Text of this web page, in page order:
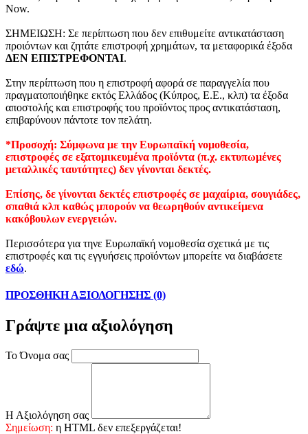
Now.
ΣΗΜΕΙΩΣΗ: Σε περίπτωση που δεν επιθυμείτε αντικατάσταση
προιόντων και ζητάτε επιστροφή χρημάτων, τα μεταφορικά έξοδα
ΔΕΝ ΕΠΙΣΤΡΕΦΟΝΤΑΙ.
Στην περίπτωση που η επιστροφή αφορά σε παραγγελία που
πραγματοποιήθηκε εκτός Ελλάδος (Κύπρος, Ε.Ε., κλπ) τα έξοδα
αποστολής και επιστροφής του προϊόντος προς αντικατάσταση,
επιβαρύνουν πάντοτε τον πελάτη.
*Προσοχή: Σύμφωνα με την Ευρωπαϊκή νομοθεσία,
επιστροφές σε εξατομικευμένα προϊόντα (π.χ. εκτυπωμένες
μεταλλικές ταυτότητες) δεν γίνονται δεκτές.
Επίσης, δε γίνονται δεκτές επιστροφές σε μαχαίρια, σουγιάδες,
σπαθιά κλπ καθώς μπορούν να θεωρηθούν αντικείμενα
κακόβουλων ενεργειών.
Περισσότερα για τηνε Ευρωπαϊκή νομοθεσία σχετικά με τις
επιστροφές και τις εγγυήσεις προϊόντων μπορείτε να διαβάσετε
εδώ.
ΠΡΟΣΘΗΚΗ ΑΞΙΟΛΟΓΗΣΗΣ (0)
Γράψτε μια αξιολόγηση
Το Όνομα σας
Η Αξιολόγηση σας
Σημείωση: η HTML δεν επεξεργάζεται!